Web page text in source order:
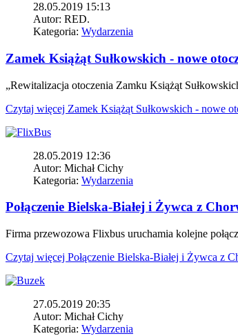
28.05.2019 15:13
Autor: RED.
Kategoria: Wydarzenia
Zamek Książąt Sułkowskich - nowe
„Rewitalizacja otoczenia Zamku Książąt
Czytaj więcej Zamek Książąt Sułkowskich - nowe
28.05.2019 12:36
Autor: Michał Cichy
Kategoria: Wydarzenia
Połączenie Bielska-Białej i Żywca z
Firma przewozowa Flixbus uruchamia kolejne
Czytaj więcej Połączenie Bielska-Białej i Żywca z
27.05.2019 20:35
Autor: Michał Cichy
Kategoria: Wydarzenia